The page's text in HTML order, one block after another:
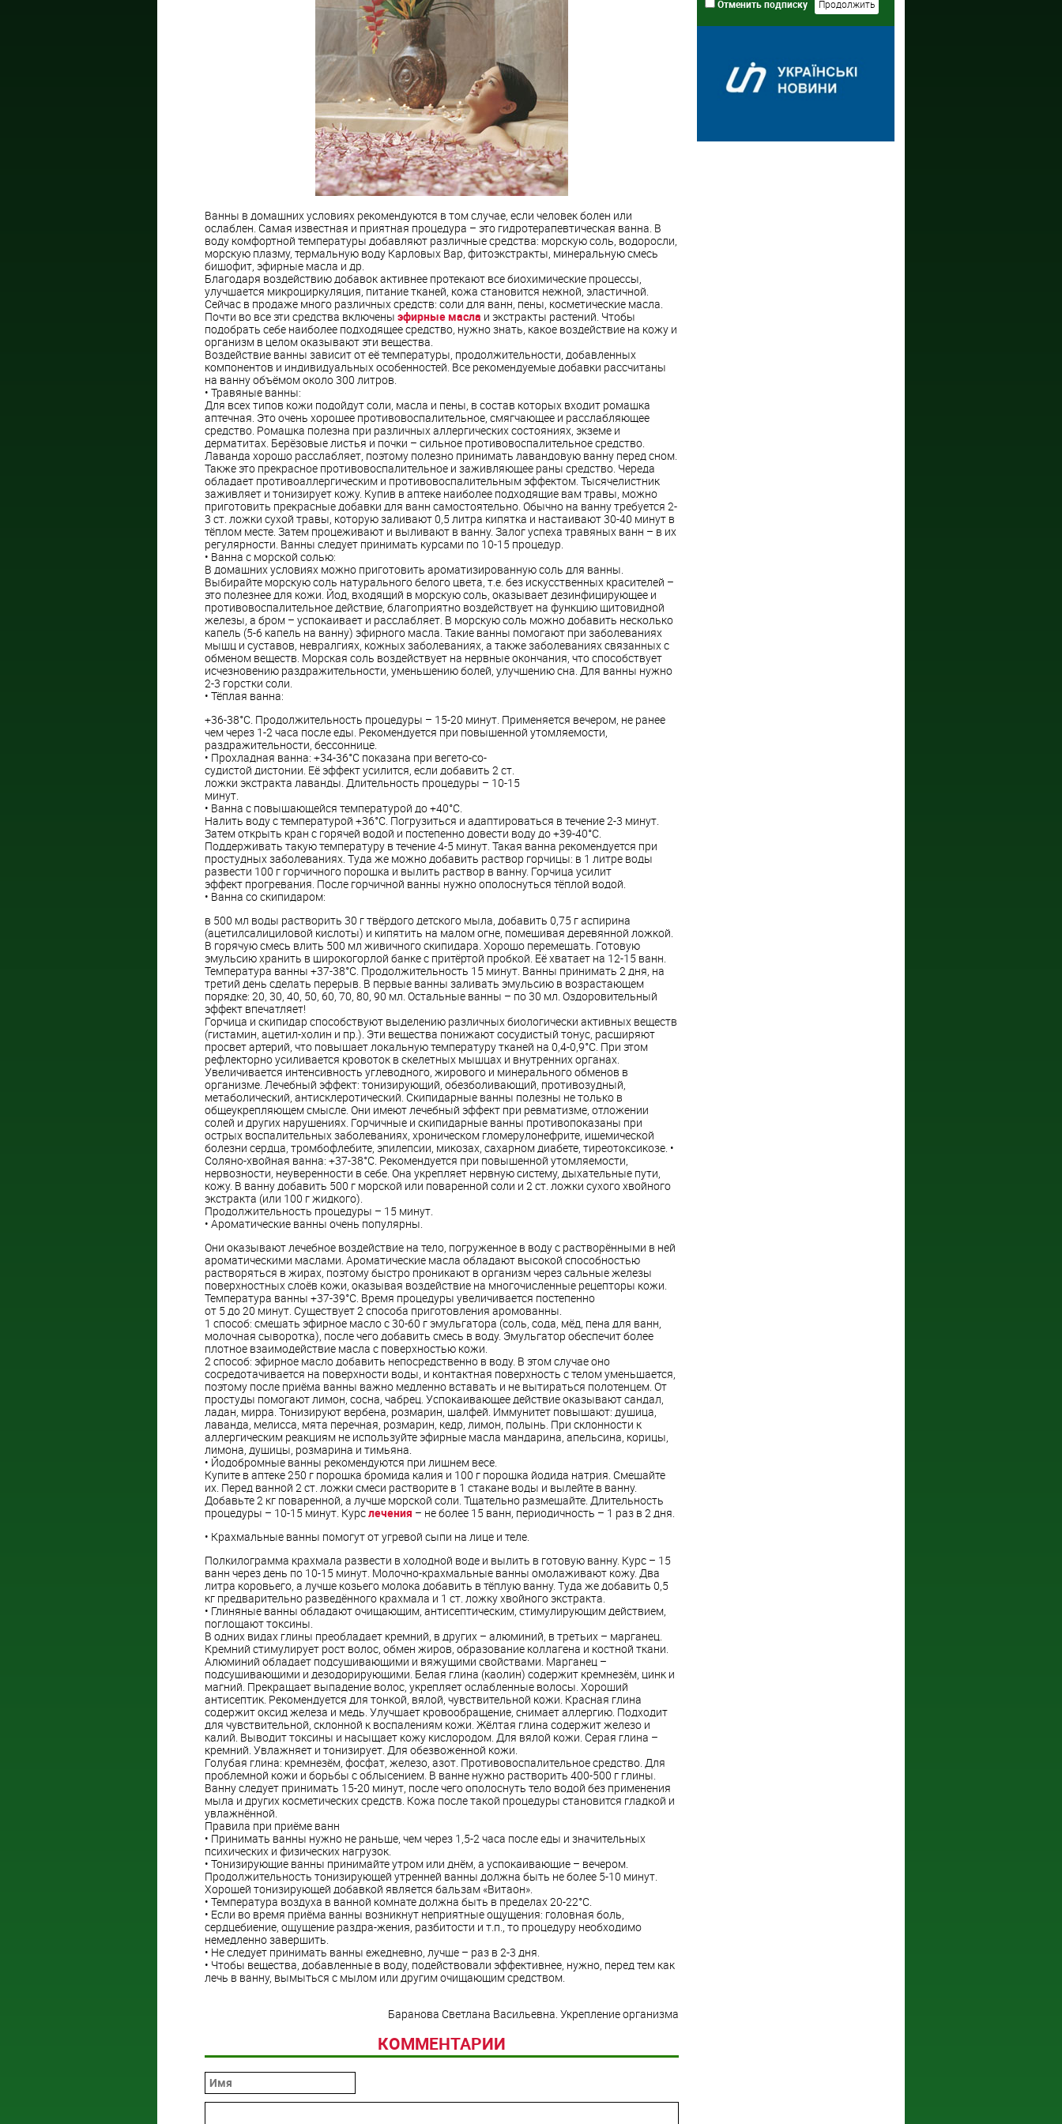
Ванны в домашних условиях рекомендуются в том случае, если человек болен или
ослаблен. Самая известная и приятная процедура – это гидротерапевтическая ванна. В
воду комфортной температуры добавляют различные средства: морскую соль, водоросли,
морскую плазму, термальную воду Карловых Вар, фитоэкстракты, минеральную смесь
бишофит, эфирные масла и др.
Благодаря воздействию добавок активнее протекают все биохимические процессы,
улучшается микроциркуляция, питание тканей, кожа становится нежной, эластичной.
Сейчас в продаже много различных средств: соли для ванн, пены, косметические масла.
Почти во все эти средства включены эфирные масла и экстракты растений. Чтобы
подобрать себе наиболее подходящее средство, нужно знать, какое воздействие на кожу и
организм в целом оказывают эти вещества.
Воздействие ванны зависит от её температуры, продолжительности, добавленных
компонентов и индивидуальных особенностей. Все рекомендуемые добавки рассчитаны
на ванну объёмом около 300 литров.
• Травяные ванны:
Для всех типов кожи подойдут соли, масла и пены, в состав которых входит ромашка
аптечная. Это очень хорошее противовоспалительное, смягчающее и расслабляющее
средство. Ромашка полезна при различных аллергических состояниях, экземе и
дерматитах. Берёзовые листья и почки – сильное противовоспалительное средство.
Лаванда хорошо расслабляет, поэтому полезно принимать лавандовую ванну перед сном.
Также это прекрасное противовоспалительное и заживляющее раны средство. Череда
обладает противоаллергическим и противовоспалительным эффектом. Тысячелистник
заживляет и тонизирует кожу. Купив в аптеке наиболее подходящие вам травы, можно
приготовить прекрасные добавки для ванн самостоятельно. Обычно на ванну требуется 2-
3 ст. ложки сухой травы, которую заливают 0,5 литра кипятка и настаивают 30-40 минут в
тёплом месте. Затем процеживают и выливают в ванну. Залог успеха травяных ванн – в их
регулярности. Ванны следует принимать курсами по 10-15 процедур.
• Ванна с морской солью:
В домашних условиях можно приготовить ароматизированную соль для ванны.
Выбирайте морскую соль натурального белого цвета, т.е. без искусственных красителей –
это полезнее для кожи. Йод, входящий в морскую соль, оказывает дезинфицирующее и
противовоспалительное действие, благоприятно воздействует на функцию щитовидной
железы, а бром – успокаивает и расслабляет. В морскую соль можно добавить несколько
капель (5-6 капель на ванну) эфирного масла. Такие ванны помогают при заболеваниях
мышц и суставов, невралгиях, кожных заболеваниях, а также заболеваниях связанных с
обменом веществ. Морская соль воздействует на нервные окончания, что способствует
исчезновению раздражительности, уменьшению болей, улучшению сна. Для ванны нужно
2-3 горстки соли.
• Тёплая ванна:
+36-38°С. Продолжительность процедуры – 15-20 минут. Применяется вечером, не ранее
чем через 1-2 часа после еды. Рекомендуется при повышенной утомляемости,
раздражительности, бессоннице.
• Прохладная ванна: +34-36°С показана при вегето-со-
судистой дистонии. Её эффект усилится, если добавить 2 ст.
ложки экстракта лаванды. Длительность процедуры – 10-15
минут.
• Ванна с повышающейся температурой до +40°С.
Налить воду с температурой +36°С. Погрузиться и адаптироваться в течение 2-3 минут.
Затем открыть кран с горячей водой и постепенно довести воду до +39-40°С.
Поддерживать такую температуру в течение 4-5 минут. Такая ванна рекомендуется при
простудных заболеваниях. Туда же можно добавить раствор горчицы: в 1 литре воды
развести 100 г горчичного порошка и вылить раствор в ванну. Горчица усилит
эффект прогревания. После горчичной ванны нужно ополоснуться тёплой водой.
• Ванна со скипидаром:
в 500 мл воды растворить 30 г твёрдого детского мыла, добавить 0,75 г аспирина
(ацетилсалициловой кислоты) и кипятить на малом огне, помешивая деревянной ложкой.
В горячую смесь влить 500 мл живичного скипидара. Хорошо перемешать. Готовую
эмульсию хранить в широкогорлой банке с притёртой пробкой. Её хватает на 12-15 ванн.
Температура ванны +37-38°С. Продолжительность 15 минут. Ванны принимать 2 дня, на
третий день сделать перерыв. В первые ванны заливать эмульсию в возрастающем
порядке: 20, 30, 40, 50, 60, 70, 80, 90 мл. Остальные ванны – по 30 мл. Оздоровительный
эффект впечатляет!
Горчица и скипидар способствуют выделению различных биологически активных веществ
(гистамин, ацетил-холин и пр.). Эти вещества понижают сосудистый тонус, расширяют
просвет артерий, что повышает локальную температуру тканей на 0,4-0,9°С. При этом
рефлекторно усиливается кровоток в скелетных мышцах и внутренних органах.
Увеличивается интенсивность углеводного, жирового и минерального обменов в
организме. Лечебный эффект: тонизирующий, обезболивающий, противозудный,
метаболический, антисклеротический. Скипидарные ванны полезны не только в
общеукрепляющем смысле. Они имеют лечебный эффект при ревматизме, отложении
солей и других нарушениях. Горчичные и скипидарные ванны противопоказаны при
острых воспалительных заболеваниях, хроническом гломерулонефрите, ишемической
болезни сердца, тромбофлебите, эпилепсии, микозах, сахарном диабете, тиреотоксикозе. •
Соляно-хвойная ванна: +37-38°С. Рекомендуется при повышенной утомляемости,
нервозности, неуверенности в себе. Она укрепляет нервную систему, дыхательные пути,
кожу. В ванну добавить 500 г морской или поваренной соли и 2 ст. ложки сухого хвойного
экстракта (или 100 г жидкого).
Продолжительность процедуры – 15 минут.
• Ароматические ванны очень популярны.
Они оказывают лечебное воздействие на тело, погруженное в воду с растворёнными в ней
ароматическими маслами. Ароматические масла обладают высокой способностью
растворяться в жирах, поэтому быстро проникают в организм через сальные железы
поверхностных слоёв кожи, оказывая воздействие на многочисленные рецепторы кожи.
Температура ванны +37-39°С. Время процедуры увеличивается постепенно
от 5 до 20 минут. Существует 2 способа приготовления аромованны.
1 способ: смешать эфирное масло с 30-60 г эмульгатора (соль, сода, мёд, пена для ванн,
молочная сыворотка), после чего добавить смесь в воду. Эмульгатор обеспечит более
плотное взаимодействие масла с поверхностью кожи.
2 способ: эфирное масло добавить непосредственно в воду. В этом случае оно
сосредотачивается на поверхности воды, и контактная поверхность с телом уменьшается,
поэтому после приёма ванны важно медленно вставать и не вытираться полотенцем. От
простуды помогают лимон, сосна, чабрец. Успокаивающее действие оказывают сандал,
ладан, мирра. Тонизируют вербена, розмарин, шалфей. Иммунитет повышают: душица,
лаванда, мелисса, мята перечная, розмарин, кедр, лимон, полынь. При склонности к
аллергическим реакциям не используйте эфирные масла мандарина, апельсина, корицы,
лимона, душицы, розмарина и тимьяна.
• Йодобромные ванны рекомендуются при лишнем весе.
Купите в аптеке 250 г порошка бромида калия и 100 г порошка йодида натрия. Смешайте
их. Перед ванной 2 ст. ложки смеси растворите в 1 стакане воды и вылейте в ванну.
Добавьте 2 кг поваренной, а лучше морской соли. Тщательно размешайте. Длительность
процедуры – 10-15 минут. Курслечения – не более 15 ванн, периодичность – 1 раз в 2 дня.
• Крахмальные ванны помогут от угревой сыпи на лице и теле.
Полкилограмма крахмала развести в холодной воде и вылить в готовую ванну. Курс – 15
ванн через день по 10-15 минут. Молочно-крахмальные ванны омолаживают кожу. Два
литра коровьего, а лучше козьего молока добавить в тёплую ванну. Туда же добавить 0,5
кг предварительно разведённого крахмала и 1 ст. ложку хвойного экстракта.
• Глиняные ванны обладают очищающим, антисептическим, стимулирующим действием,
поглощают токсины.
В одних видах глины преобладает кремний, в других – алюминий, в третьих – марганец.
Кремний стимулирует рост волос, обмен жиров, образование коллагена и костной ткани.
Алюминий обладает подсушивающими и вяжущими свойствами. Марганец –
подсушивающими и дезодорирующими. Белая глина (каолин) содержит кремнезём, цинк и
магний. Прекращает выпадение волос, укрепляет ослабленные волосы. Хороший
антисептик. Рекомендуется для тонкой, вялой, чувствительной кожи. Красная глина
содержит оксид железа и медь. Улучшает кровообращение, снимает аллергию. Подходит
для чувствительной, склонной к воспалениям кожи. Жёлтая глина содержит железо и
калий. Выводит токсины и насыщает кожу кислородом. Для вялой кожи. Серая глина –
кремний. Увлажняет и тонизирует. Для обезвоженной кожи.
Голубая глина: кремнезём, фосфат, железо, азот. Противовоспалительное средство. Для
проблемной кожи и борьбы с облысением. В ванне нужно растворить 400-500 г глины.
Ванну следует принимать 15-20 минут, после чего ополоснуть тело водой без применения
мыла и других косметических средств. Кожа после такой процедуры становится гладкой и
увлажнённой.
Правила при приёме ванн
• Принимать ванны нужно не раньше, чем через 1,5-2 часа после еды и значительных
психических и физических нагрузок.
• Тонизирующие ванны принимайте утром или днём, а успокаивающие – вечером.
Продолжительность тонизирующей утренней ванны должна быть не более 5-10 минут.
Хорошей тонизирующей добавкой является бальзам «Витаон».
• Температура воздуха в ванной комнате должна быть в пределах 20-22°С.
• Если во время приёма ванны возникнут неприятные ощущения: головная боль,
сердцебиение, ощущение раздра-жения, разбитости и т.п., то процедуру необходимо
немедленно завершить.
• Не следует принимать ванны ежедневно, лучше – раз в 2-3 дня.
• Чтобы вещества, добавленные в воду, подействовали эффективнее, нужно, перед тем как
лечь в ванну, вымыться с мылом или другим очищающим средством.
Баранова Светлана Васильевна. Укрепление организма
КОММЕНТАРИИ
Отменить подписку